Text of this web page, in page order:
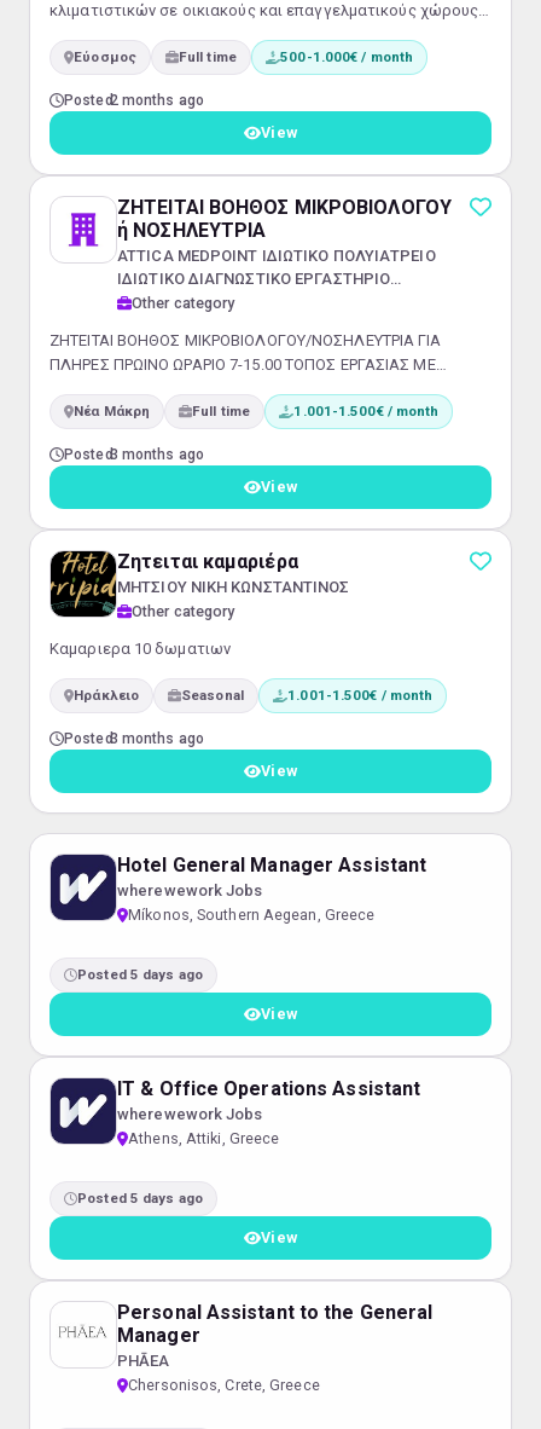
κλιματιστικών σε οικιακούς και επαγγελματικούς χώρους,
εργασίας πλήρους απασχόλησης.
Εύοσμος Full time 500-1.000€ / month
Posted2 months ago
View
ΖΗΤΕΙΤΑΙ ΒΟΗΘΟΣ ΜΙΚΡΟΒΙΟΛΟΓΟΥ
ή ΝΟΣΗΛΕΥΤΡΙΑ
ATTICA MEDPOINT ΙΔΙΩΤΙΚΟ ΠΟΛΥΙΑΤΡΕΙΟ
ΙΔΙΩΤΙΚΟ ΔΙΑΓΝΩΣΤΙΚΟ ΕΡΓΑΣΤΗΡΙΟ
ΙΔΙΩΤΙΚΑ ΙΑΤΡΕΙΑ ΙΔΙΩΤΙΚΗ ΚΕΦΑΛΑΙΟΥΧΙΚΗ
Other category
ΖΗΤΕΙΤΑΙ ΒΟΗΘΟΣ ΜΙΚΡΟΒΙΟΛΟΓΟΥ/ΝΟΣΗΛΕΥΤΡΙΑ ΓΙΑ
ΠΛΗΡΕΣ ΠΡΩΙΝΟ ΩΡΑΡΙΟ 7-15.00 ΤΟΠΟΣ ΕΡΓΑΣΙΑΣ ΜΕ
ΒΙΟΓΡΑΦΙΚΩΝ:
atticamedpoint@gmail.com
Νέα Μάκρη Full time 1.001-1.500€ / month
Posted3 months ago
View
Ζητειται καμαριέρα
ΜΗΤΣΙΟΥ ΝΙΚΗ ΚΩΝΣΤΑΝΤΙΝΟΣ
Other category
Καμαριερα 10 δωματιων
Ηράκλειο Seasonal 1.001-1.500€ / month
Posted3 months ago
View
Hotel General Manager Assistant
wherewework Jobs
Míkonos, Southern Aegean, Greece
Posted 5 days ago
View
IT & Office Operations Assistant
wherewework Jobs
Athens, Attiki, Greece
Posted 5 days ago
View
Personal Assistant to the General
Manager
PHĀEA
Chersonisos, Crete, Greece